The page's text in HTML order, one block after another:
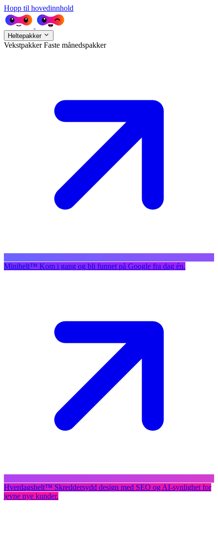
Hopp til hovedinnhold
Heltepakker
VekstpakkerFaste månedspakker
Minihelt™ Kom i gang og bli funnet på Google fra dag én.
Hverdagshelt™ Skreddersydd design med SEO og AI-synlighet for
jevne nye kunder.